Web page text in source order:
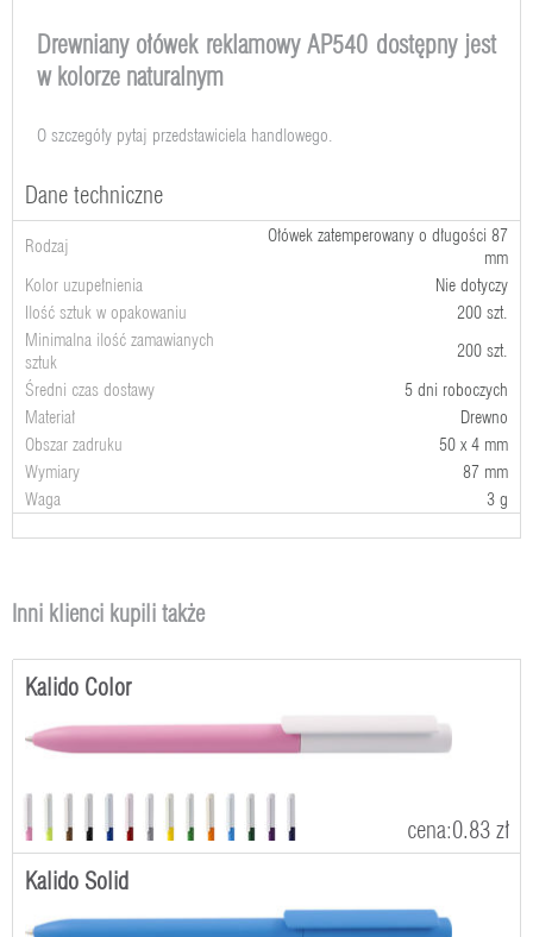
Drewniany ołówek reklamowy AP540 dostępny jest
w kolorze naturalnym
O szczegóły pytaj przedstawiciela handlowego.
Dane techniczne
Rodzaj
Ołówek zatemperowany o długości 87
mm
Kolor uzupełnienia
Nie dotyczy
Ilość sztuk w opakowaniu
200 szt.
Minimalna ilość zamawianych
sztuk
200 szt.
Średni czas dostawy
5 dni roboczych
Materiał
Drewno
Obszar zadruku
50 x 4 mm
Wymiary
87 mm
Waga
3 g
Inni klienci kupili także
Kalido Color
cena:0.83 zł
Kalido Solid